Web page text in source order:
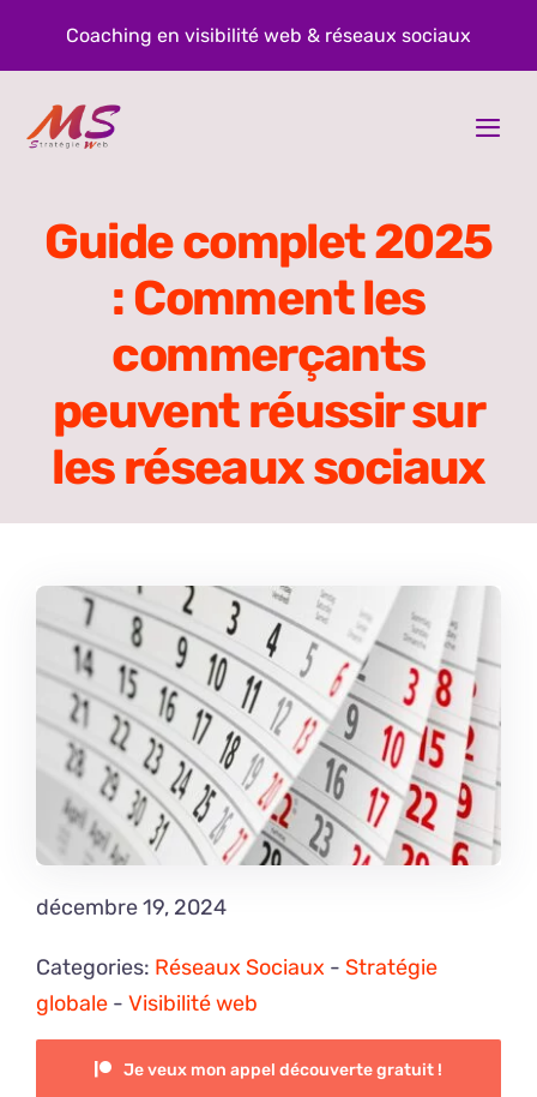
Coaching en visibilité web & réseaux sociaux
Prestations
Blog
Contact
Guide complet 2025
: Comment les
commerçants
peuvent réussir sur
les réseaux sociaux
décembre 19, 2024
Categories: Réseaux Sociaux - Stratégie
globale - Visibilité web
Je veux mon appel découverte gratuit !